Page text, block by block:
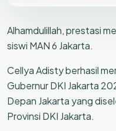
Alhamdulillah, prestasi
siswi MAN 6 Jakarta.
Cellya Adisty berhasil
Gubernur DKI Jakarta
Depan Jakarta yang
Provinsi DKI Jakarta.